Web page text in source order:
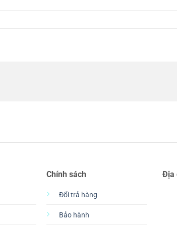
Chính sách
Đổi trả hàng
Bảo hành
Địa